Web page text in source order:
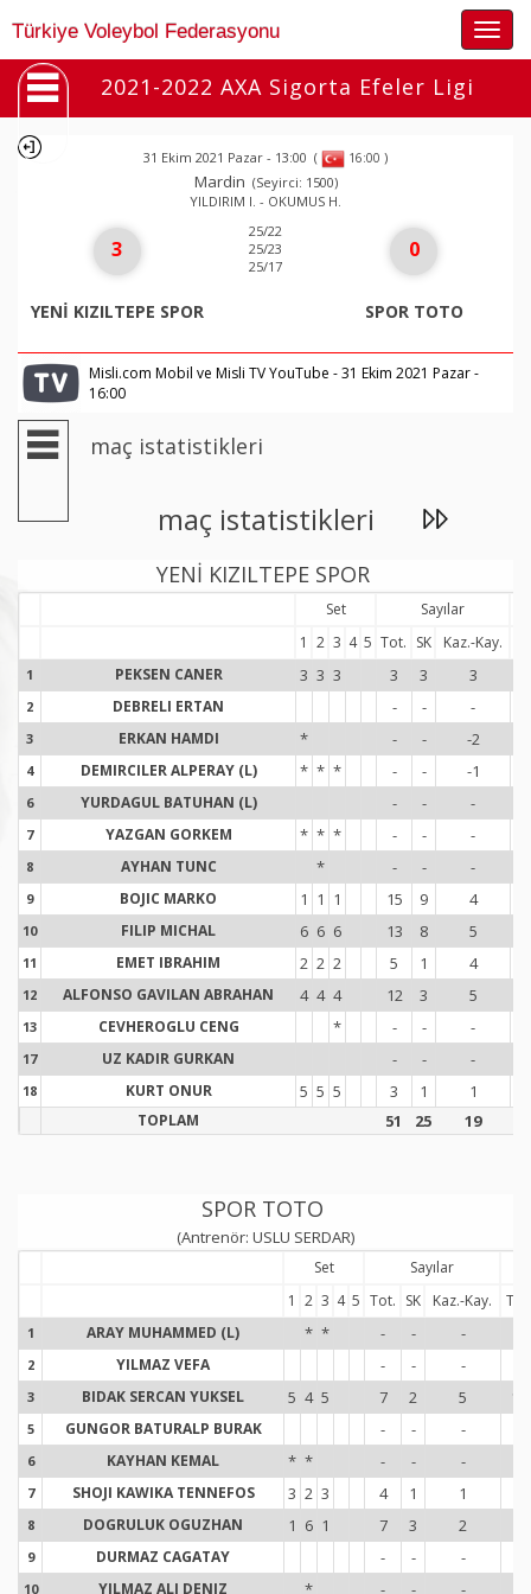
Türkiye Voleybol Federasyonu
2021-2022 AXA Sigorta Efeler Ligi
31 Ekim 2021 Pazar - 13:00 ( 16:00 )
Mardin (Seyirci: 1500)
YILDIRIM I. - OKUMUS H.
3
YENİ KIZILTEPE SPOR
25/22
25/23
25/17
0
SPOR TOTO
Misli.com Mobil ve Misli TV YouTube - 31 Ekim 2021 Pazar -
16:00
maç istatistikleri
maç istatistikleri
YENİ KIZILTEPE SPOR
Set
Sayılar
1 2 3 4 5 Tot. SK Kaz.-Kay.
1 PEKSEN CANER 3 3 3 3 3 3
2 DEBRELI ERTAN - - -
3 ERKAN HAMDI * - - -2
4 DEMIRCILER ALPERAY (L) * * * - - -1
6 YURDAGUL BATUHAN (L) - - -
7 YAZGAN GORKEM * * * - - -
8 AYHAN TUNC * - - -
9 BOJIC MARKO 1 1 1 15 9 4
10 FILIP MICHAL 6 6 6 13 8 5
11 EMET IBRAHIM 2 2 2 5 1 4
12 ALFONSO GAVILAN ABRAHAN 4 4 4 12 3 5
13 CEVHEROGLU CENG * - - -
17 UZ KADIR GURKAN - - -
18 KURT ONUR 5 5 5 3 1 1
TOPLAM 51 25 19
SPOR TOTO
(Antrenör: USLU SERDAR)
Set
Sayılar
1 2 3 4 5 Tot. SK Kaz.-Kay. Tot.
1 ARAY MUHAMMED (L) * * - - -
2 YILMAZ VEFA - - -
3 BIDAK SERCAN YUKSEL 5 4 5 7 2 5 11
5 GUNGOR BATURALP BURAK - - -
6 KAYHAN KEMAL * * - - -
7 SHOJI KAWIKA TENNEFOS 3 2 3 4 1 1
8 DOGRULUK OGUZHAN 1 6 1 7 3 2
9 DURMAZ CAGATAY - - -
10 YILMAZ ALI DENIZ * - - -